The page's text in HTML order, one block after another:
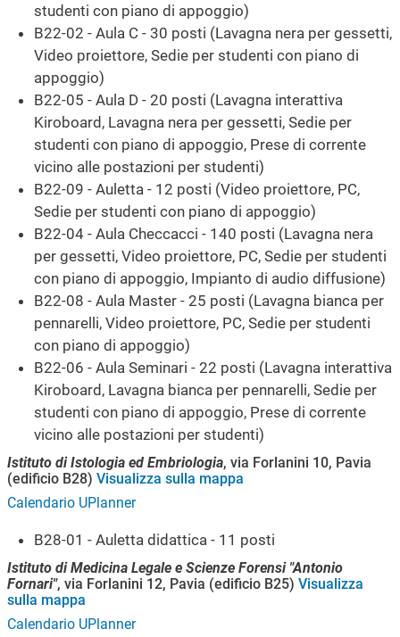
studenti con piano di appoggio)
B22-02 - Aula C - 30 posti (Lavagna nera per gessetti,
Video proiettore, Sedie per studenti con piano di
appoggio)
B22-05 - Aula D - 20 posti (Lavagna interattiva
Kiroboard, Lavagna nera per gessetti, Sedie per
studenti con piano di appoggio, Prese di corrente
vicino alle postazioni per studenti)
B22-09 - Auletta - 12 posti (Video proiettore, PC,
Sedie per studenti con piano di appoggio)
B22-04 - Aula Checcacci - 140 posti (Lavagna nera
per gessetti, Video proiettore, PC, Sedie per studenti
con piano di appoggio, Impianto di audio diffusione)
B22-08 - Aula Master - 25 posti (Lavagna bianca per
pennarelli, Video proiettore, PC, Sedie per studenti
con piano di appoggio)
B22-06 - Aula Seminari - 22 posti (Lavagna interattiva
Kiroboard, Lavagna bianca per pennarelli, Sedie per
studenti con piano di appoggio, Prese di corrente
vicino alle postazioni per studenti)
Istituto di Istologia ed Embriologia, via Forlanini 10, Pavia
(edificio B28) Visualizza sulla mappa
Calendario UPlanner
B28-01 - Auletta didattica - 11 posti
Istituto di Medicina Legale e Scienze Forensi "Antonio
Fornari", via Forlanini 12, Pavia (edificio B25) Visualizza
sulla mappa
Calendario UPlanner